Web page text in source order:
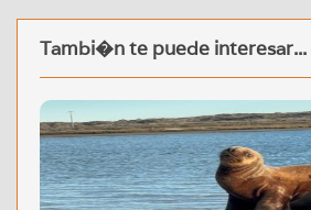
Tambi�n te puede interesar...